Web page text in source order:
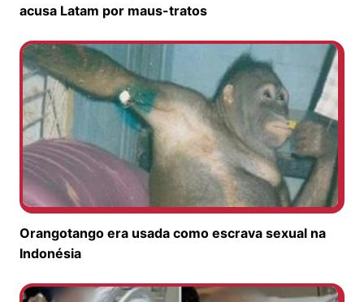
acusa Latam por maus-tratos
Orangotango era usada como escrava sexual na
Indonésia